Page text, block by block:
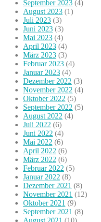
September 2023 (4)
August 2023 (1)
Juli 2023 (3)
Juni 2023 (3)
Mai 2023 (4)
April 2023 (4)
März 2023 (3)
Februar 2023 (4)
Januar 2023 (4)
Dezember 2022 (3)
November 2022 (4)
Oktober 2022 (5)
September 2022 (5)
August 2022 (4)
Juli 2022 (6)
Juni 2022 (4)
Mai 2022 (6)
April 2022 (6)
März 2022 (6)
Februar 2022 (5)
Januar 2022 (8)
Dezember 2021 (8)
November 2021 (12)
Oktober 2021 (9)
September 2021 (8)
August 2021 (10)